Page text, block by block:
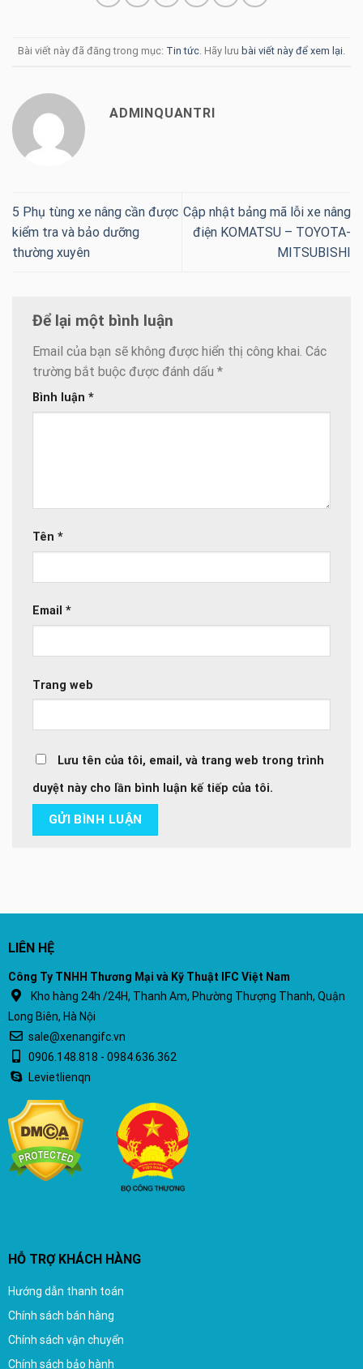
Bài viết này đã đăng trong mục: Tin tức. Hãy lưu bài viết này để xem lại.
ADMINQUANTRI
5 Phụ tùng xe nâng cần được
kiểm tra và bảo dưỡng
thường xuyên
Cập nhật bảng mã lỗi xe nâng
điện KOMATSU – TOYOTA-
MITSUBISHI
Để lại một bình luận
Email của bạn sẽ không được hiển thị công khai. Các
trường bắt buộc được đánh dấu *
Bình luận *
Tên *
Email *
Trang web
Lưu tên của tôi, email, và trang web trong trình
duyệt này cho lần bình luận kế tiếp của tôi.
LIÊN HỆ
Công Ty TNHH Thương Mại và Kỹ Thuật IFC Việt Nam
Kho hàng 24h /24H, Thanh Am, Phường Thượng Thanh, Quận
Long Biên, Hà Nội
sale@xenangifc.vn
0906.148.818 - 0984.636.362
Levietlienqn
HỖ TRỢ KHÁCH HÀNG
Hướng dẫn thanh toán
Chính sách bán hàng
Chính sách vận chuyển
Chính sách bảo hành